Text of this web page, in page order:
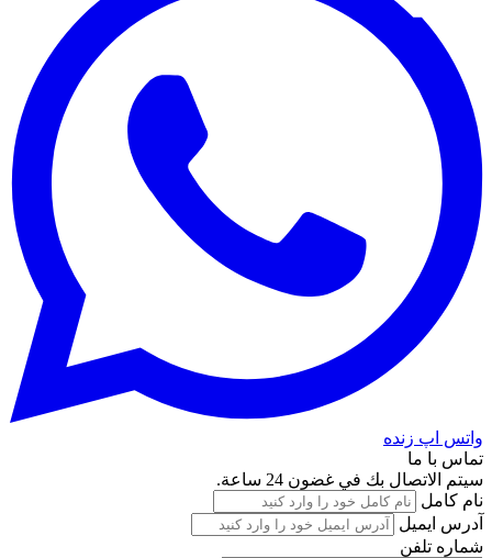
واتس اپ زنده
تماس با ما
سيتم الاتصال بك في غضون 24 ساعة.
نام کامل
آدرس ایمیل
شماره تلفن